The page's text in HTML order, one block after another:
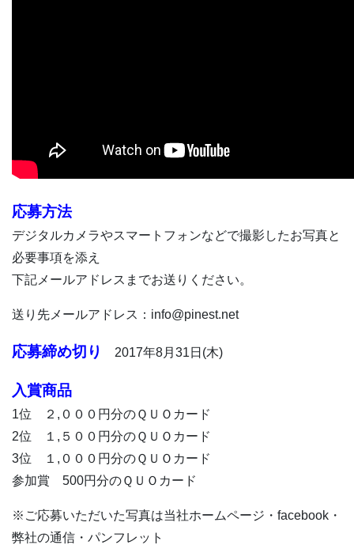
応募方法
デジタルカメラやスマートフォンなどで撮影したお写真と
必要事項を添え
下記メールアドレスまでお送りください。
送り先メールアドレス：info@pinest.net
応募締め切り 2017年8月31日(木)
入賞商品
1位 ２,０００円分のＱＵＯカード
2位 １,５００円分のＱＵＯカード
3位 １,０００円分のＱＵＯカード
参加賞 500円分のＱＵＯカード
※ご応募いただいた写真は当社ホームページ・facebook・
弊社の通信・パンフレット